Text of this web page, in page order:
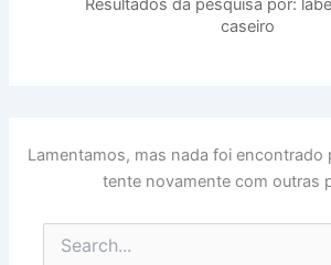
Resultados da pesquisa por:
caseiro
Lamentamos, mas nada foi encontrado
tente novamente com outras
por: